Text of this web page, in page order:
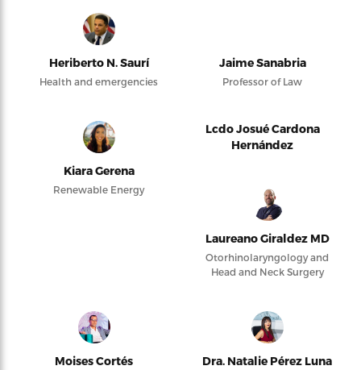
Heriberto N. Saurí
Health and emergencies
Jaime Sanabria
Professor of Law
Kiara Gerena
Renewable Energy
Lcdo Josué Cardona
Hernández
Laureano Giraldez MD
Otorhinolaryngology and
Head and Neck Surgery
Moises Cortés Dra. Natalie Pérez Luna